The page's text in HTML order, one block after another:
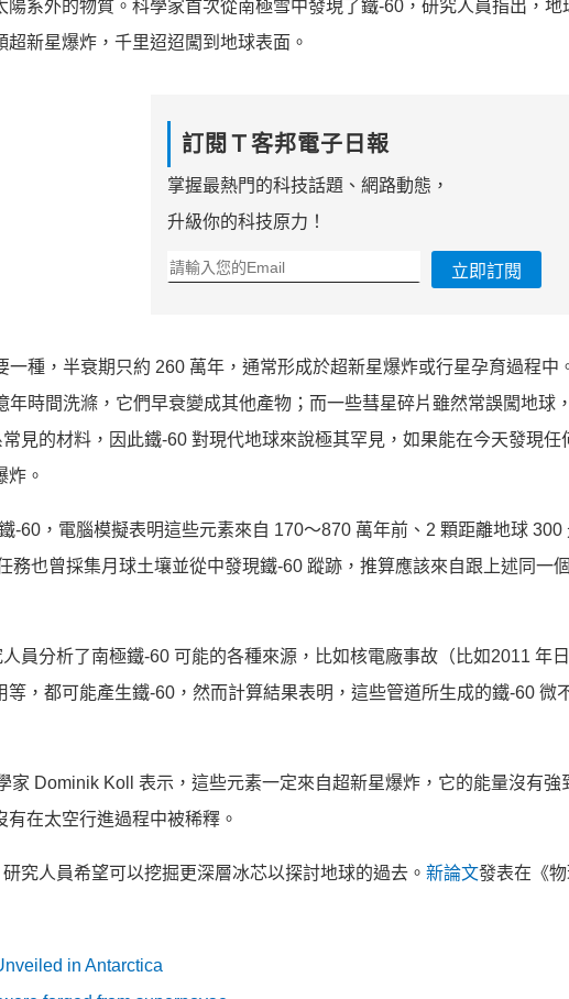
系外的物質。科學家首次從南極雪中發現了鐵-60，研究人員指出，地
新星爆炸，千里迢迢闖到地球表面。
訂閱Ｔ客邦電子日報
掌握最熱門的科技話題、網路動態，
升級你的科技原力！
立即訂閱
種，半衰期只約 260 萬年，通常形成於超新星爆炸或行星孕育過程中
時間洗滌，它們早衰變成其他產物；而一些彗星碎片雖然常誤闖地球
見的材料，因此鐵-60 對現代地球來說極其罕見，如果能在今天發現任
炸。
-60，電腦模擬表明這些元素來自 170～870 萬年前、2 顆距離地球 300
務也曾採集月球土壤並從中發現鐵-60 蹤跡，推算應該來自跟上述同一
員分析了南極鐵-60 可能的各種來源，比如核電廠事故（比如2011 年
等，都可能產生鐵-60，然而計算結果表明，這些管道所生成的鐵-60
家 Dominik Koll 表示，這些元素一定來自超新星爆炸，它的能量沒有強
在太空行進過程中被稀釋。
究人員希望可以挖掘更深層冰芯以探討地球的過去。 新論文發表在《
in Antarctica